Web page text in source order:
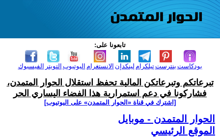
تابعونا على:
الفيسبوك التويتر اليوتيوب الانستغرام لينكدإن تيلكرامبنترست بودكاست
تبرعاتكم وتبرعاتكن المالية تحفظ استقلال الحوار المتمدن،
فشاركونا في دعم استمرارية هذا الفضاء اليساري الحر
[اشترك في قناة ‫«الحوار المتمدن» على اليوتيوب]
الحوار المتمدن - موبايل
الموقع الرئيسي